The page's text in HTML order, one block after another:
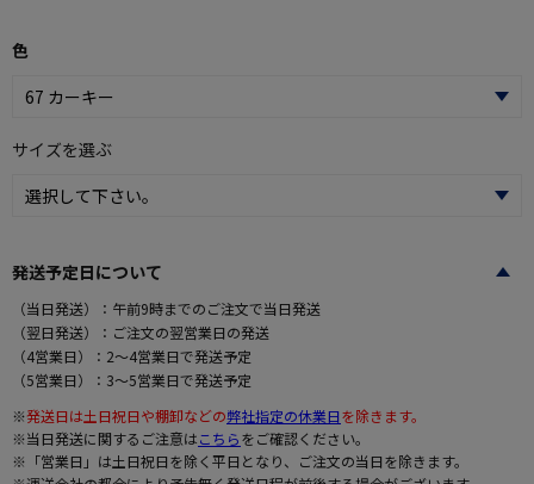
色
サイズを選ぶ
発送予定日について
（当日発送）：午前9時までのご注文で当日発送
（翌日発送）：ご注文の翌営業日の発送
（4営業日）：2～4営業日で発送予定
（5営業日）：3～5営業日で発送予定
※発送日は土日祝日や棚卸などの弊社指定の休業日を除きます。
※当日発送に関するご注意はこちらをご確認ください。
※「営業日」は土日祝日を除く平日となり、ご注文の当日を除きます。